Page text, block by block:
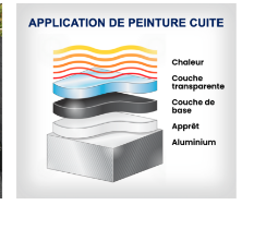
Personnalisées